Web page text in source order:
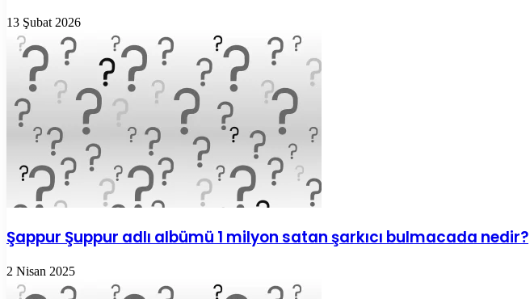
13 Şubat 2026
Şappur Şuppur adlı albümü 1 milyon satan şarkıcı bulmacada nedir?
2 Nisan 2025